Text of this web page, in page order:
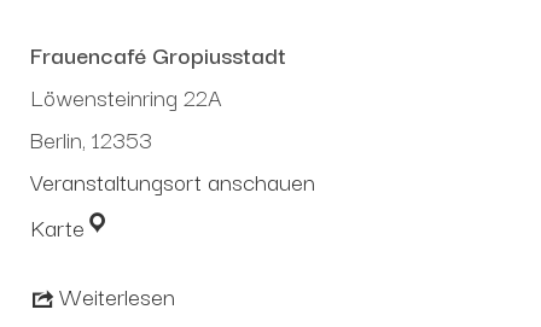
Frauencafé Gropiusstadt
Löwensteinring 22A
Berlin, 12353
Veranstaltungsort anschauen
Karte
Weiterlesen